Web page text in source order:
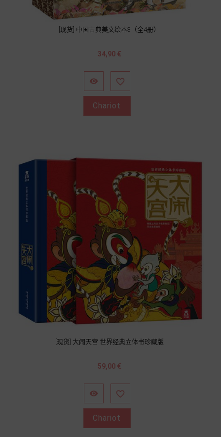
[现货] 中国古典美文绘本3（全4册）
Prix
34,90 €
 
Chariot
[现货] 大闹天宫 世界经典立体书珍藏版
Prix
59,00 €
 
Chariot